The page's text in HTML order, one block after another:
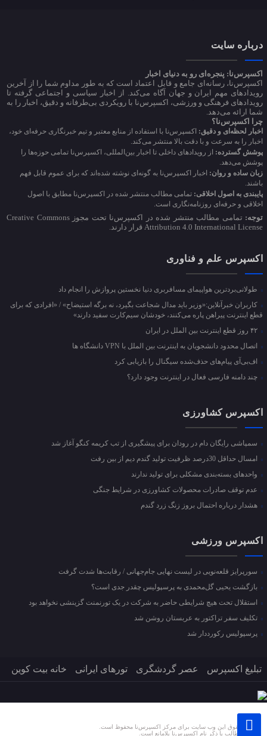
درباره سایت
اکسپرس‌نا: پنجره‌ای رو به دنیای اخبار
اکسپرس‌نا، رسانه‌ای جامع و قابل اعتماد است که به طور مداوم شما را از آخرین
رویدادهای مهم ایران و جهان آگاه می‌کند. از اخبار سیاسی و اجتماعی گرفته تا
رویدادهای فرهنگی و ورزشی، اکسپرس‌نا با رویکردی بی‌طرفانه و دقیق، اخبار را به
شما ارائه می‌دهد.
چرا اکسپرس‌نا؟
اخبار لحظه‌ای و دقیق: اکسپرس‌نا با استفاده از منابع معتبر و تیم خبرنگاری حرفه‌ای خود،
اخبار را به سرعت و با دقت بالا منتشر می‌کند.
پوشش گسترده: از رویدادهای داخلی تا اخبار بین‌المللی، اکسپرس‌نا تمامی حوزه‌ها را
پوشش می‌دهد.
زبان ساده و روان: اخبار اکسپرس‌نا به گونه‌ای نوشته شده‌اند که برای عموم قابل فهم
باشند.
پایبندی به اصول اخلاقی: تمامی مطالب منتشر شده در اکسپرس‌نا مطابق با اصول
اخلاقی و حرفه‌ای روزنامه‌نگاری است.
توجه:
تمامی مطالب منتشر شده در اکسپرس‌نا تحت مجوز Creative Commons
Attribution 4.0 International License قرار دارند.
اکسپرس علم و فناوری
طولانی‌بردترین هواپیمای مسافربری دنیا نخستین پروازش را انجام داد
کاربران خبرآنلاین:«وزیر باید مدال شجاعت بگیرد، نه برگه استیضاح» / «افرادی که برای
قطع اینترنت پیراهن پاره می‌کنند، خودشان سیم‌کارت سفید دارند»
اتصال محدود دانشجویان به اینترنت بین الملل با VPN دانشگاه ها
اف‌بی‌آی پیام‌های حذف‌شده سیگنال را بازیابی کرد
چند دامنه فارسی فعال در اینترنت وجود دارد؟
اکسپرس کشاورزی
سمپاشی رایگان دام در رودان برای پیشگیری از تب کریمه کنگو آغاز شد
امسال حداقل 30درصد ظرفیت تولید گندم دیم از بین رفت
واحد‌های بسته‌بندی مشکلی برای تولید ندارند
عدم توقف صادرات محصولات کشاورزی در شرایط جنگی
هشدار درباره احتمال بروز زنگ زرد گندم
اکسپرس ورزشی
سورپرایز قلعه‌نویی در لیست نهایی جام‌جهانی / رقابت‌ها شدت گرفت
بازگشت یحیی گل‌محمدی به پرسپولیس چقدر جدی است؟
استقلال تحت هیچ شرایطی حاضر به شرکت در یک تورنمنت گزینشی نخواهد بود
تکلیف سفر تراکتور به عربستان روشن شد
پرسپولیس رکورددار شد
تبلیغ اکسپرس عصر گردشگری تورهای ایرانی خانه بیت کوین
تمام حقوق این وب سایت برای مرکز اکسپرس‌نا محفوظ است.
نشر مطالب با ذکر نام اکسپرس‌نا بلامانع است.